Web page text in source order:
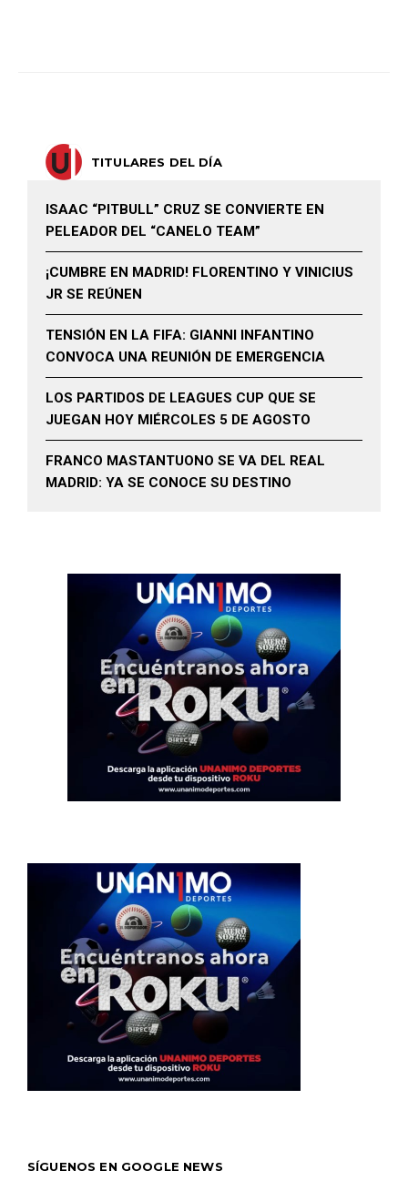
TITULARES DEL DÍA
ISAAC “PITBULL” CRUZ SE CONVIERTE EN
PELEADOR DEL “CANELO TEAM”
¡CUMBRE EN MADRID! FLORENTINO Y VINICIUS
JR SE REÚNEN
TENSIÓN EN LA FIFA: GIANNI INFANTINO
CONVOCA UNA REUNIÓN DE EMERGENCIA
LOS PARTIDOS DE LEAGUES CUP QUE SE
JUEGAN HOY MIÉRCOLES 5 DE AGOSTO
FRANCO MASTANTUONO SE VA DEL REAL
MADRID: YA SE CONOCE SU DESTINO
SÍGUENOS EN GOOGLE NEWS